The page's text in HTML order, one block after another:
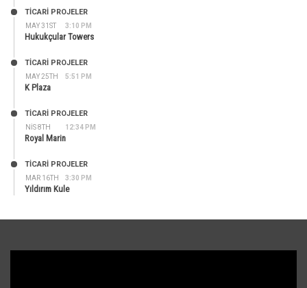
MAY 31ST 3:10 PM
TİCARİ PROJELER
Hukukçular Towers
MAY 25TH 5:51 PM
TİCARİ PROJELER
K Plaza
NIS 8TH 12:34 PM
TİCARİ PROJELER
Royal Marin
MAR 16TH 3:30 PM
TİCARİ PROJELER
Yıldırım Kule